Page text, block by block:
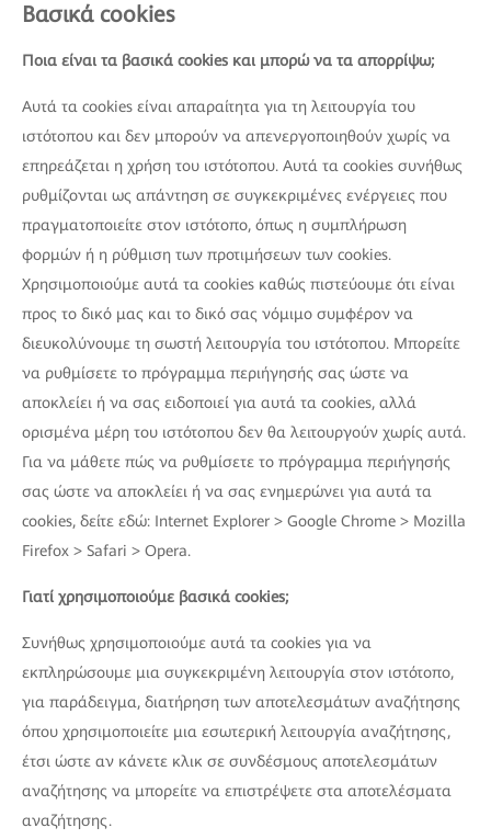
Βασικά cookies
Ποια είναι τα βασικά cookies και μπορώ να τα απορρίψω;
Αυτά τα cookies είναι απαραίτητα για τη λειτουργία του
ιστότοπου και δεν μπορούν να απενεργοποιηθούν χωρίς να
επηρεάζεται η χρήση του ιστότοπου. Αυτά τα cookies συνήθως
ρυθμίζονται ως απάντηση σε συγκεκριμένες ενέργειες που
πραγματοποιείτε στον ιστότοπο, όπως η συμπλήρωση
φορμών ή η ρύθμιση των προτιμήσεων των cookies.
Χρησιμοποιούμε αυτά τα cookies καθώς πιστεύουμε ότι είναι
προς το δικό μας και το δικό σας νόμιμο συμφέρον να
διευκολύνουμε τη σωστή λειτουργία του ιστότοπου. Μπορείτε
να ρυθμίσετε το πρόγραμμα περιήγησής σας ώστε να
αποκλείει ή να σας ειδοποιεί για αυτά τα cookies, αλλά
ορισμένα μέρη του ιστότοπου δεν θα λειτουργούν χωρίς αυτά.
Για να μάθετε πώς να ρυθμίσετε το πρόγραμμα περιήγησής
σας ώστε να αποκλείει ή να σας ενημερώνει για αυτά τα
cookies, δείτε εδώ: Internet Explorer > Google Chrome > Mozilla
Firefox > Safari > Opera.
Γιατί χρησιμοποιούμε βασικά cookies;
Συνήθως χρησιμοποιούμε αυτά τα cookies για να
εκπληρώσουμε μια συγκεκριμένη λειτουργία στον ιστότοπο,
για παράδειγμα, διατήρηση των αποτελεσμάτων αναζήτησης
όπου χρησιμοποιείτε μια εσωτερική λειτουργία αναζήτησης,
έτσι ώστε αν κάνετε κλικ σε συνδέσμους αποτελεσμάτων
αναζήτησης να μπορείτε να επιστρέψετε στα αποτελέσματα
αναζήτησης.